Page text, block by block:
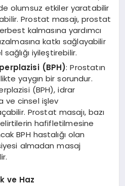
olumsuz etkiler yaratabilir
Prostat masajı, prostat
kalmasına yardımcı
katkı sağlayabilir
sağlığı iyileştirebilir.
(BPH): Prostatın
yaygın bir sorundur.
(BPH), idrar
ve cinsel işlev
Prostat masajı, bazı
hafifletilmesine
BPH hastalığı olan
almadan masaj
ve Haz